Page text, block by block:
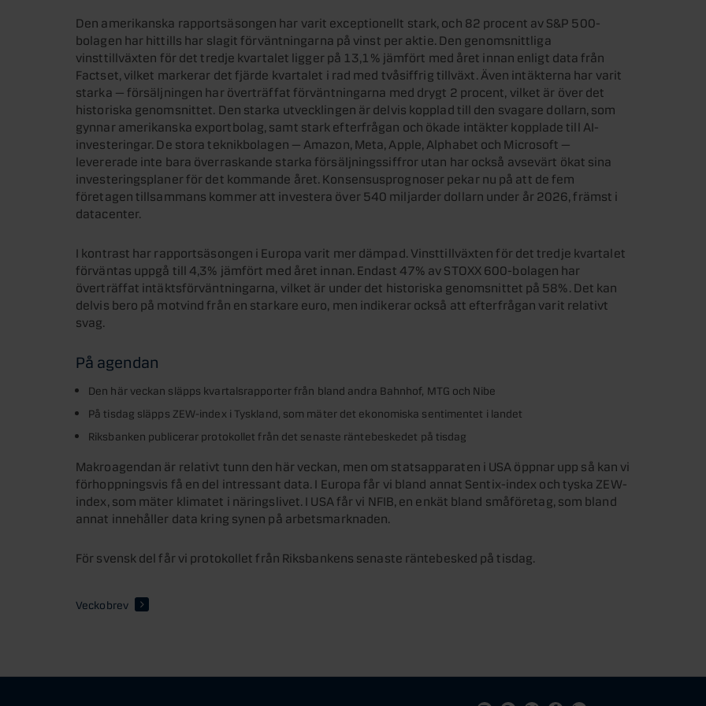
Den amerikanska rapportsäsongen har varit exceptionellt stark, och 82 procent av S&P 500-
bolagen har hittills har slagit förväntningarna på vinst per aktie. Den genomsnittliga
vinsttillväxten för det tredje kvartalet ligger på 13,1% jämfört med året innan enligt data från
Factset, vilket markerar det fjärde kvartalet i rad med tvåsiffrig tillväxt. Även intäkterna har varit
starka — försäljningen har överträffat förväntningarna med drygt 2 procent, vilket är över det
historiska genomsnittet. Den starka utvecklingen är delvis kopplad till den svagare dollarn, som
gynnar amerikanska exportbolag, samt stark efterfrågan och ökade intäkter kopplade till AI-
investeringar. De stora teknikbolagen — Amazon, Meta, Apple, Alphabet och Microsoft —
levererade inte bara överraskande starka försäljningssiffror utan har också avsevärt ökat sina
investeringsplaner för det kommande året. Konsensusprognoser pekar nu på att de fem
företagen tillsammans kommer att investera över 540 miljarder dollarn under år 2026, främst i
datacenter.
I kontrast har rapportsäsongen i Europa varit mer dämpad. Vinsttillväxten för det tredje kvartalet
förväntas uppgå till 4,3% jämfört med året innan. Endast 47% av STOXX 600-bolagen har
överträffat intäktsförväntningarna, vilket är under det historiska genomsnittet på 58%. Det kan
delvis bero på motvind från en starkare euro, men indikerar också att efterfrågan varit relativt
svag.
På agendan
Den här veckan släpps kvartalsrapporter från bland andra Bahnhof, MTG och Nibe
På tisdag släpps ZEW-index i Tyskland, som mäter det ekonomiska sentimentet i landet
Riksbanken publicerar protokollet från det senaste räntebeskedet på tisdag
Makroagendan är relativt tunn den här veckan, men om statsapparaten i USA öppnar upp så kan vi
förhoppningsvis få en del intressant data. I Europa får vi bland annat Sentix-index och tyska ZEW-
index, som mäter klimatet i näringslivet. I USA får vi NFIB, en enkät bland småföretag, som bland
annat innehåller data kring synen på arbetsmarknaden.
För svensk del får vi protokollet från Riksbankens senaste räntebesked på tisdag.
Veckobrev